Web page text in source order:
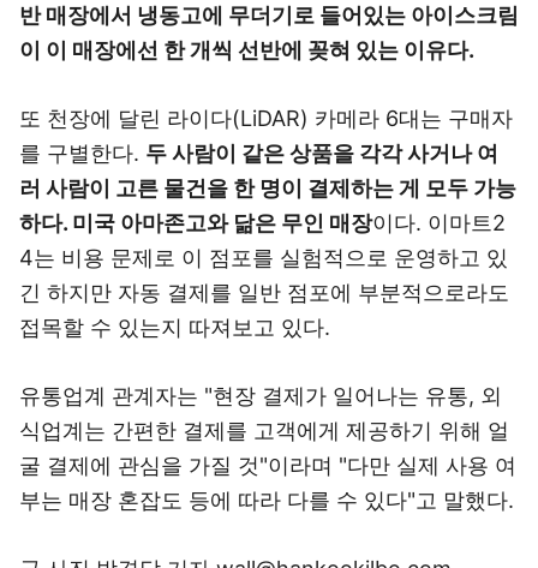
반 매장에서 냉동고에 무더기로 들어있는 아이스크림
이 이 매장에선 한 개씩 선반에 꽂혀 있는 이유다.
또 천장에 달린 라이다(LiDAR) 카메라 6대는 구매자
를 구별한다. 두 사람이 같은 상품을 각각 사거나 여
러 사람이 고른 물건을 한 명이 결제하는 게 모두 가능
하다. 미국 아마존고와 닮은 무인 매장이다. 이마트2
4는 비용 문제로 이 점포를 실험적으로 운영하고 있
긴 하지만 자동 결제를 일반 점포에 부분적으로라도
접목할 수 있는지 따져보고 있다.
유통업계 관계자는 "현장 결제가 일어나는 유통, 외
식업계는 간편한 결제를 고객에게 제공하기 위해 얼
굴 결제에 관심을 가질 것"이라며 "다만 실제 사용 여
부는 매장 혼잡도 등에 따라 다를 수 있다"고 말했다.